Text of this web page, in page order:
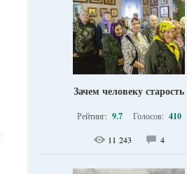
Зачем человеку старость
Рейтинг: 9.7 Голосов: 410
11 243 4